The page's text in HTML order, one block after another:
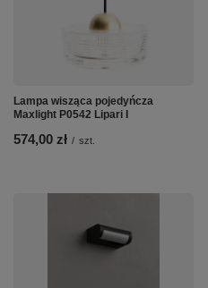
Lampa wisząca pojedyńcza
Maxlight P0542 Lipari I
574,00 zł / szt.